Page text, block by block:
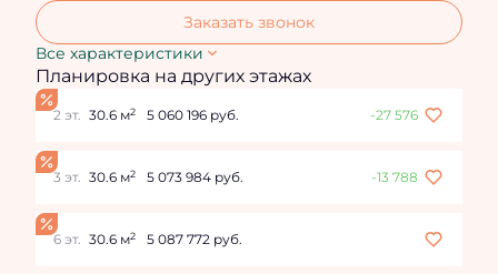
Заказать звонок
Все характеристики
Планировка на других этажах
2 эт. 30.6 м2 5 060 196 руб. -27 576
3 эт. 30.6 м2 5 073 984 руб. -13 788
6 эт. 30.6 м2 5 087 772 руб.